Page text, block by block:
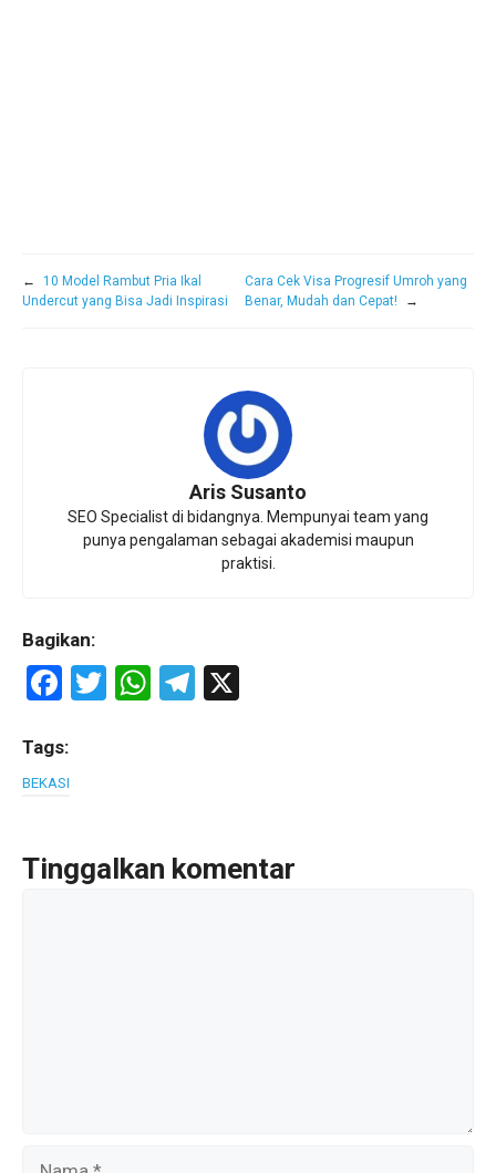
←
10 Model Rambut Pria Ikal
Undercut yang Bisa Jadi Inspirasi
Cara Cek Visa Progresif Umroh yang
Benar, Mudah dan Cepat!
→
Aris Susanto
SEO Specialist di bidangnya. Mempunyai team yang
punya pengalaman sebagai akademisi maupun
praktisi.
Bagikan:
F
ce
b
o
k
T
W
p
T
m
Tags:
BEKASI
Tinggalkan komentar